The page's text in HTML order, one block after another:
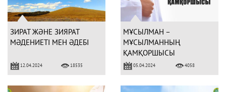
ЗИРАТ ЖӘНЕ ЗИЯРАТ
МӘДЕНИЕТІ МЕН ӘДЕБІ
12.04.2024 18535
МҰСЫЛМАН –
МҰСЫЛМАННЫҢ
ҚАМҚОРШЫСЫ
05.04.2024 4058